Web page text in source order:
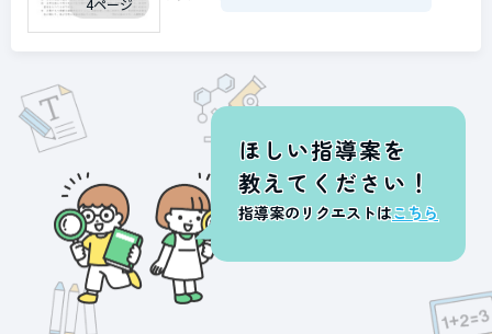
4ページ
ほしい指導案を
教えてください！
指導案のリクエストはこちら